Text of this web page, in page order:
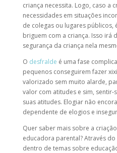
criança necessita. Logo, caso a
necessidades em situações
de colegas ou lugares
briguem com a criança. Isso irá
segurança da criança nela
O desfralde é uma fase
pequenos conseguirem fazer
valorizado sem muito alarde,
valor com atitudes e sim,
suas atitudes. Elogiar não
dependente de elogios e
Quer saber mais sobre a
educadora parental? Através
dentro de temas sobre